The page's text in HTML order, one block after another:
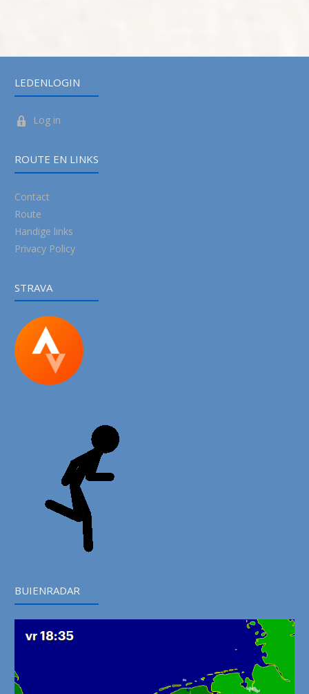
LEDENLOGIN
Log in
ROUTE EN LINKS
Contact
Route
Handige links
Privacy Policy
STRAVA
BUIENRADAR